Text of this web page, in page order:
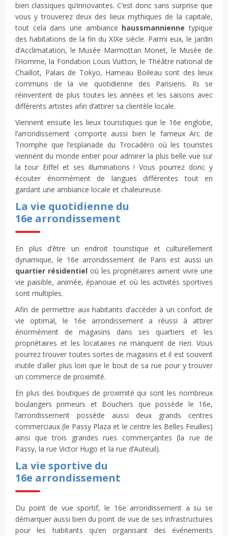
bien classiques qu’innovantes. C’est donc sans surprise que
vous y trouverez deux des lieux mythiques de la capitale,
tout cela dans une ambiance haussmannienne typique
des habitations de la fin du XIXe siècle. Parmi eux, le Jardin
d’Acclimatation, le Musée Marmottan Monet, le Musée de
l’Homme, la Fondation Louis Vuitton, le Théâtre national de
Chaillot, Palais de Tokyo, Hameau Boileau sont des lieux
communs de la vie quotidienne des Parisiens. Ils se
réinventent de plus toutes les années et les saisons avec
différents artistes afin d’attirer sa clientèle locale.
Viennent ensuite les lieux touristiques que le 16e englobe,
l’arrondissement comporte aussi bien le fameux Arc de
Triomphe que l’esplanade du Trocadéro où les touristes
viennent du monde entier pour admirer la plus belle vue sur
la tour Eiffel et ses illuminations ! Vous pourrez donc y
écouter énormément de langues différentes tout en
gardant une ambiance locale et chaleureuse.
La vie quotidienne du
16e arrondissement
En plus d’être un endroit touristique et culturellement
dynamique, le 16e arrondissement de Paris est aussi un
quartier résidentiel où les propriétaires aiment vivre une
vie paisible, animée, épanouie et où les activités sportives
sont multiples.
Afin de permettre aux habitants d’accéder à un confort de
vie optimal, le 16e arrondissement a réussi à attirer
énormément de magasins dans ses quartiers et les
propriétaires et les locataires ne manquent de rien. Vous
pourrez trouver toutes sortes de magasins et il est souvent
inutile d’aller plus loin que le bout de sa rue pour y trouver
un commerce de proximité.
En plus des boutiques de proximité qui sont les nombreux
boulangers primeurs et Bouchers que possède le 16e,
l’arrondissement possède aussi deux grands centres
commerciaux (le Passy Plaza et le centre les Belles Feuilles)
ainsi que trois grandes rues commerçantes (la rue de
Passy, la rue Victor Hugo et la rue d’Auteuil).
La vie sportive du
16e arrondissement
Du point de vue sportif, le 16e arrondissement a su se
démarquer aussi bien du point de vue de ses infrastructures
pour les habitants qu’en organisant des événements